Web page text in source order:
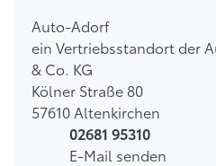
Auto-Adorf
ein Vertriebsstandort der
& Co. KG
Kölner Straße 80
57610 Altenkirchen
02681 95310
E-Mail senden